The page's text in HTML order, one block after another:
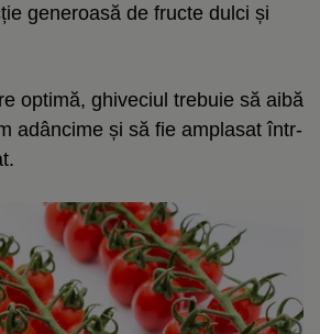
generoasă de fructe dulci și
optimă, ghiveciul trebuie să aibă
adâncime și să fie amplasat într-